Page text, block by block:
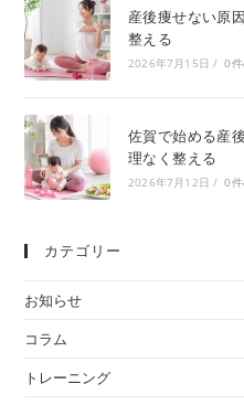
産後痩せない原
整える
2026年7月15日 / 0
佐賀で始める産
理なく整える
2026年7月12日 / 0
カテゴリー
お知らせ
コラム
トレーニング